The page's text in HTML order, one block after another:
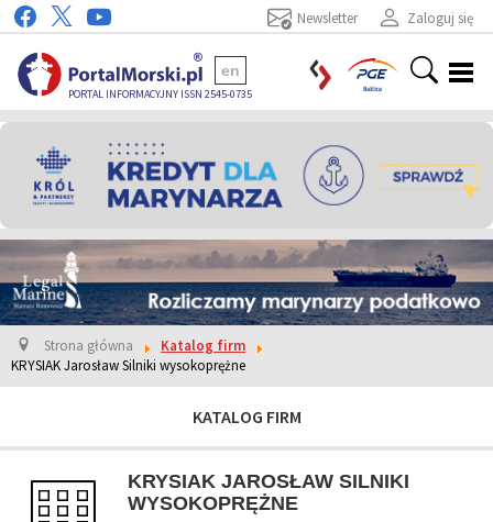
Zaloguj się
Newsletter
PORTAL INFORMACYJNY ISSN 2545-0735
en
Strona główna
Katalog firm
KRYSIAK Jarosław Silniki wysokoprężne
KATALOG FIRM
KRYSIAK JAROSŁAW SILNIKI
WYSOKOPRĘŻNE